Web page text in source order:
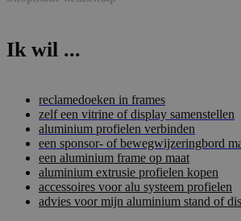
Ik wil ...
reclamedoeken in frames
zelf een vitrine of display samenstellen
aluminium profielen verbinden
een sponsor- of bewegwijzeringbord
een aluminium frame op maat
aluminium extrusie profielen kopen
accessoires voor alu systeem profielen
advies voor mijn aluminium stand of